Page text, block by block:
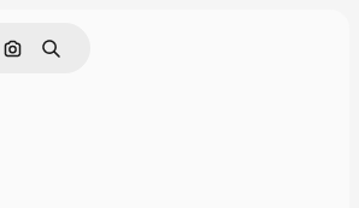
Buscar por imagen
Buscar